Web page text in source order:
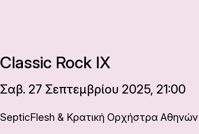
Classic Rock IX
Σαβ. 27 Σεπτεμβρίου 2025, 21:00
SepticFlesh & Κρατική Ορχήστρα Αθηνών